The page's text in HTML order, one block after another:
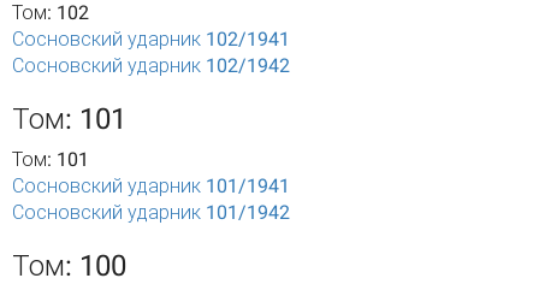
Том: 102
Сосновский ударник 102/1941
Сосновский ударник 102/1942
Том: 101
Том: 101
Сосновский ударник 101/1941
Сосновский ударник 101/1942
Том: 100